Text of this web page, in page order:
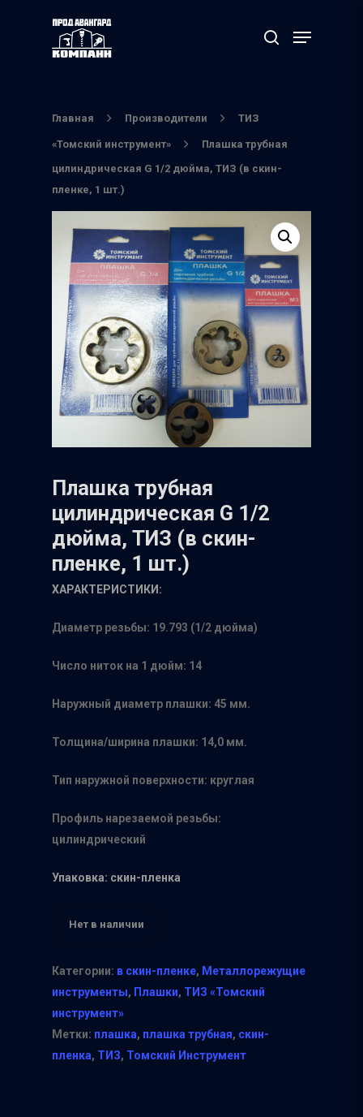
Главная Производители ТИЗ
«Томский инструмент»
Плашка трубная
цилиндрическая G 1/2 дюйма, ТИЗ (в скин-
пленке, 1 шт.)
Плашка трубная
цилиндрическая G 1/2
дюйма, ТИЗ (в скин-
пленке, 1 шт.)
ХАРАКТЕРИСТИКИ:
Диаметр резьбы: 19.793 (1/2 дюйма)
Число ниток на 1 дюйм: 14
Наружный диаметр плашки: 45 мм.
Толщина/ширина плашки: 14,0 мм.
Тип наружной поверхности: круглая
Профиль нарезаемой резьбы:
цилиндрический
Упаковка: скин-пленка
Нет в наличии
Категории: в скин-пленке, Металлорежущие
инструменты, Плашки, ТИЗ «Томский
инструмент»
Метки: плашка, плашка трубная, скин-
пленка, ТИЗ, Томский Инструмент